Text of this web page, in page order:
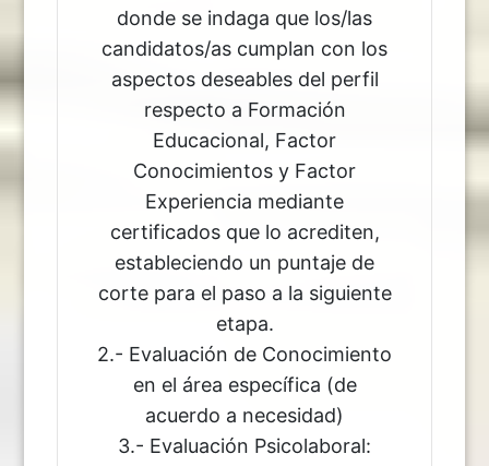
donde se indaga que los/las
candidatos/as cumplan con los
aspectos deseables del perfil
respecto a Formación
Educacional, Factor
Conocimientos y Factor
Experiencia mediante
certificados que lo acrediten,
estableciendo un puntaje de
corte para el paso a la siguiente
etapa.
2.- Evaluación de Conocimiento
en el área específica (de
acuerdo a necesidad)
3.- Evaluación Psicolaboral: